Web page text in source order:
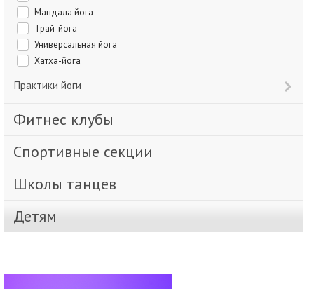
Мандала йога
Трай-йога
Универсальная йога
Хатха-йога
Практики йоги
Фитнес клубы
Спортивные секции
Школы танцев
Детям